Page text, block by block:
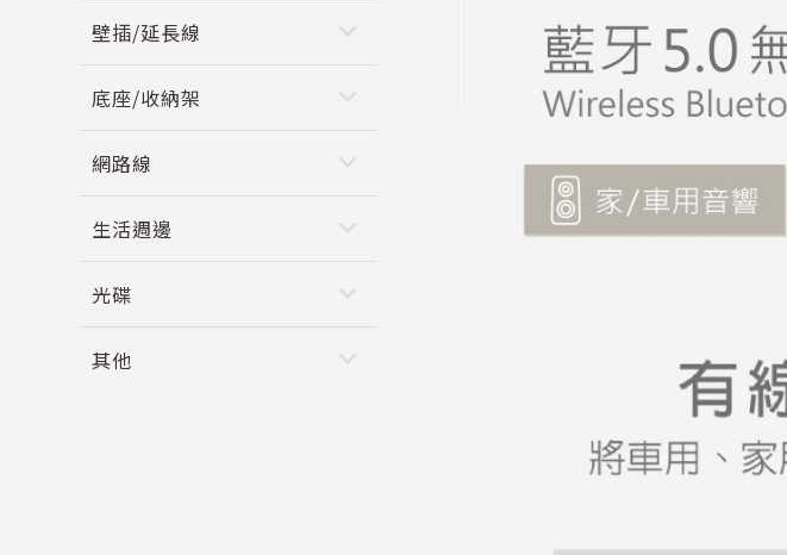
壁插/延長線 keyboard_arrow_down
底座/收納架 keyboard_arrow_down
網路線 keyboard_arrow_down
生活週邊 keyboard_arrow_down
光碟 keyboard_arrow_down
其他 keyboard_arrow_down